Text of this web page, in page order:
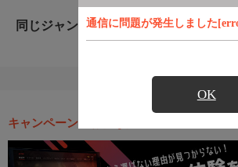
通信に問題が発生しました
OK
同じジャンルのおすすめ番組
キャンペーン・お得な情報